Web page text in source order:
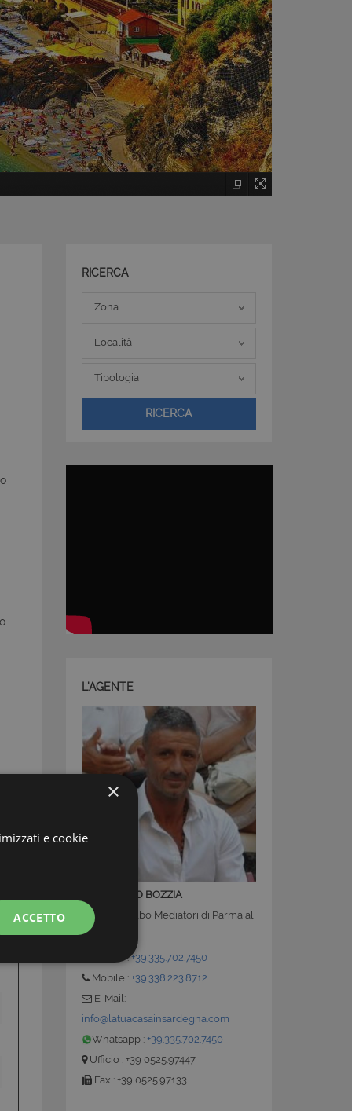
RICERCA
ZonaZona
Località
Località
Tipologia
Tipologia
RICERCA
L'AGENTE
GIANMARCO BOZZIA
Iscritto all'Albo Mediatori di Parma al
N°0560
Mobile :+39.335.702.7450
Mobile : +39.338.223.8712
E-Mail:
info@latuacasainsardegna.com
Whatsapp :+39.335.702.7450
Ufficio : +39 0525.97447
Fax : +39 0525.97133
×
e cookie
ACCETTO